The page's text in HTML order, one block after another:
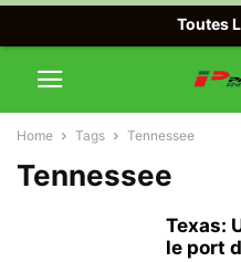
Home Tags Tennessee
Tennessee
Texas:
le port
Toutes